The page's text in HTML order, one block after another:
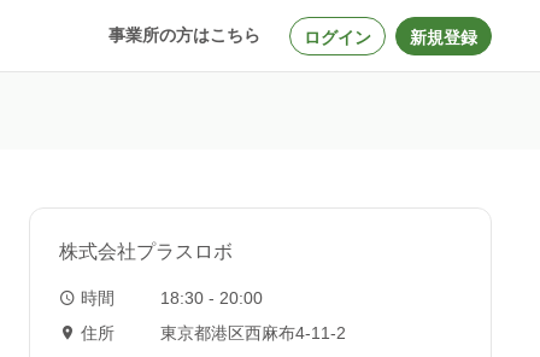
事業所の方はこちら ログイン 新規登録
株式会社プラスロボ
時間
18:30 - 20:00
住所
東京都港区西麻布4-11-2